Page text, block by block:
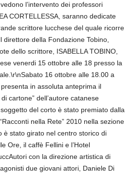
l’intervento dei professori
CORTELLESSA, saranno dedicate
scrittore lucchese del quale ricorre
direttore della Fondazione Tobino,
dello scrittore, ISABELLA TOBINO,
venerdi 15 ottobre alle 18 presso la
16 ottobre alle 18.00 a
in assoluta anteprima il
cartone” dell’autore catanese
del corto è stato premiato dalla
nella Rete” 2010 nella sezione
è stato girato nel centro storico di
Ore, il caffè Fellini e l’Hotel
con la direzione artistica di
due giovani attori, Daniele Di